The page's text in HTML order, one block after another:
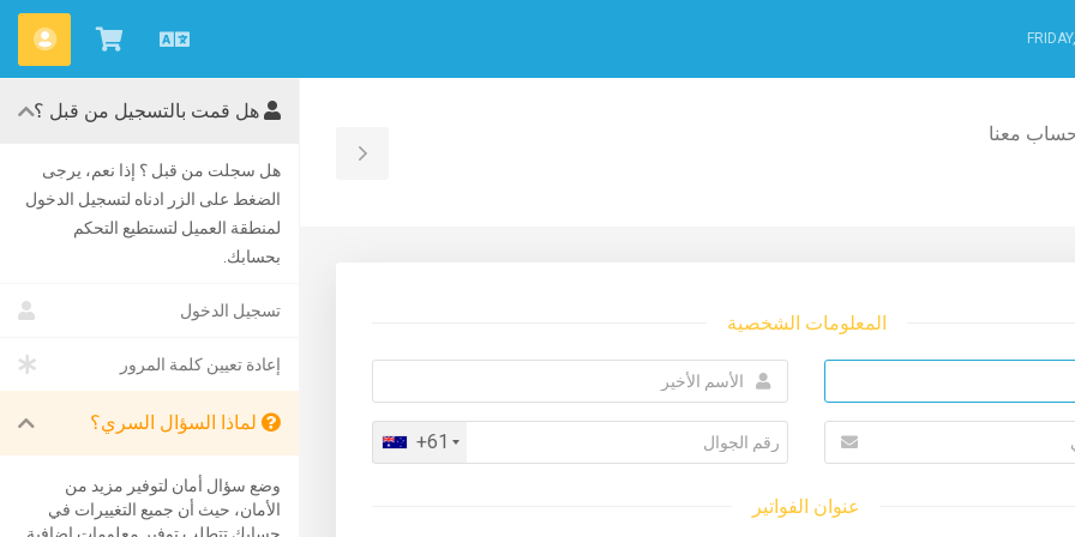
العربيةشاهد
العربة
معنا
Toggle
Sidebar
المعلومات الشخصية
+61
عنوان الفواتير
هل قمت بالتسجيل من قبل ؟
هل سجلت من قبل ؟ إذا نعم، يرجى
الضغط على الزر ادناه لتسجيل الدخول
لمنطقة العميل لتستطيع التحكم
بحسابك.
تسجيل الدخول
إعادة تعيين كلمة المرور
لماذا السؤال السري؟
وضع سؤال أمان لتوفير مزيد من
الأمان، حيث أن جميع التغييرات في